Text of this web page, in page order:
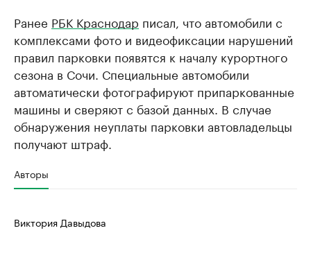
Ранее РБК Краснодар писал, что автомобили с
комплексами фото и видеофиксации нарушений
правил парковки появятся к началу курортного
сезона в Сочи. Специальные автомобили
автоматически фотографируют припаркованные
машины и сверяют с базой данных. В случае
обнаружения неуплаты парковки автовладельцы
получают штраф.
Авторы
Виктория Давыдова